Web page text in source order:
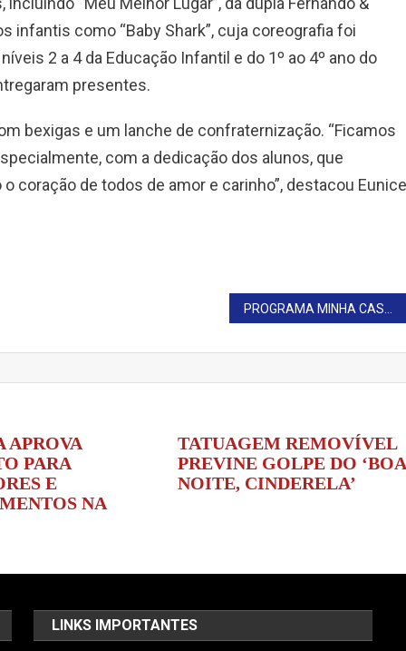
infantis como “Baby Shark”, cuja coreografia foi
2 a 4 da Educação Infantil e do 1º ao 4º ano do
presentes.
bexigas e um lanche de confraternização. “Ficamos
com a dedicação dos alunos, que
coração de todos de amor e carinho”, destacou
APROVA
PARA
E
NA
TATUAGEM REMOVÍVEL
PREVINE GOLPE DO ‘BOA
NOITE, CINDERELA’
LINKS IMPORTANTES